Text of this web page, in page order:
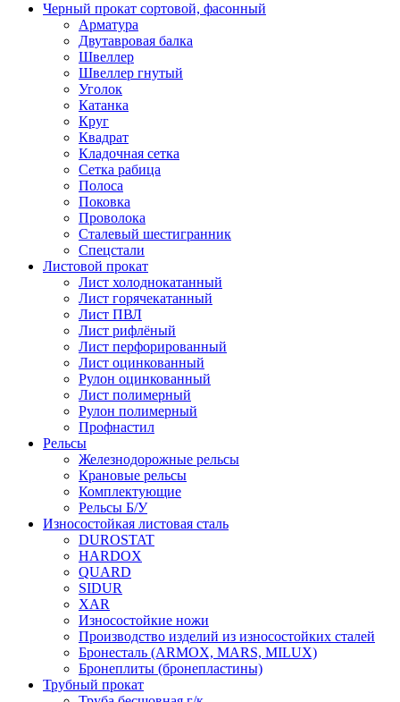
Черный прокат сортовой, фасонный
Арматура
Двутавровая балка
Швеллер
Швеллер гнутый
Уголок
Катанка
Круг
Квадрат
Кладочная сетка
Сетка рабица
Полоса
Поковка
Проволока
Сталевый шестигранник
Спецстали
Листовой прокат
Лист холоднокатанный
Лист горячекатанный
Лист ПВЛ
Лист рифлёный
Лист перфорированный
Лист оцинкованный
Рулон оцинкованный
Лист полимерный
Рулон полимерный
Профнастил
Рельсы
Железнодорожные рельсы
Крановые рельсы
Комплектующие
Рельсы Б/У
Износостойкая листовая сталь
DUROSTAT
HARDOX
QUARD
SIDUR
XAR
Износостойкие ножи
Производство изделий из износостойких сталей
Бронесталь (ARMOX, MARS, MILUX)
Бронеплиты (бронепластины)
Трубный прокат